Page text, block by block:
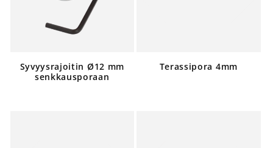
Syvyysrajoitin Ø12 mm
senkkausporaan
Terassipora 4mm